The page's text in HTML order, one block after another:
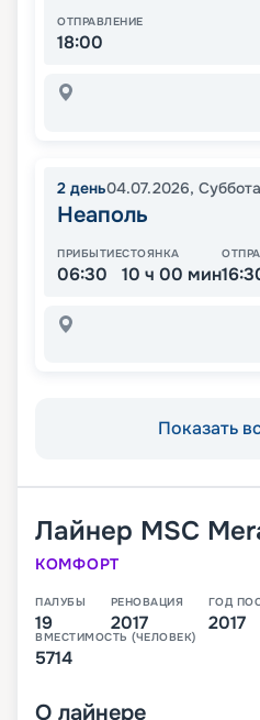
ОТПРАВЛЕНИЕ
18:00
2 день04.07.2026, Суббота
Неаполь
ПРИБЫТИЕ
06:30
СТОЯНКА
10 ч 00 мин
Показать
Лайнер MSC
КОМФОРТ
ПАЛУБЫ
19
РЕНОВАЦИЯ
2017
ГОД
2017
ВМЕСТИМОСТЬ (ЧЕЛОВЕК)
5714
О лайнере